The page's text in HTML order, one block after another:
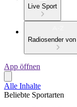
Live Sport
Radiosender
App öffnen
Alle Inhalte
Beliebte Sportarten